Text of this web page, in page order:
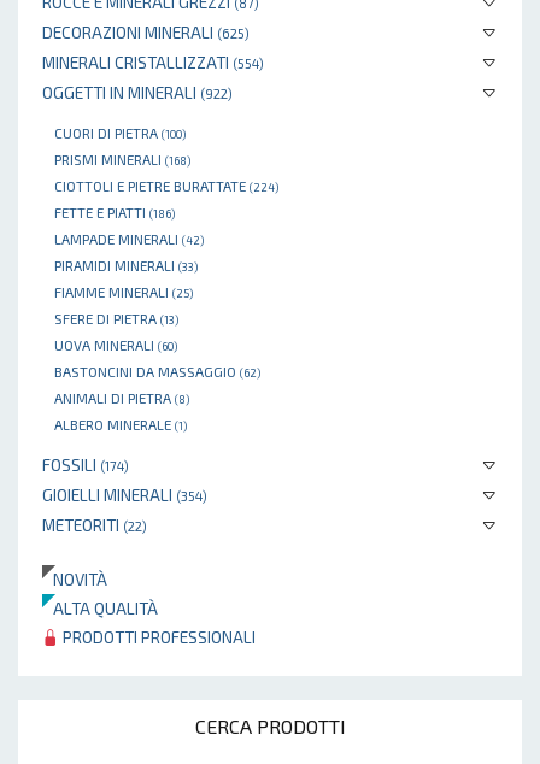
DECORAZIONI MINERALI (625)
MINERALI CRISTALLIZZATI (554)
OGGETTI IN MINERALI (922)
CUORI DI PIETRA (100)
PRISMI MINERALI (168)
CIOTTOLI E PIETRE BURATTATE (224)
FETTE E PIATTI (186)
LAMPADE MINERALI (42)
PIRAMIDI MINERALI (33)
FIAMME MINERALI (25)
SFERE DI PIETRA (13)
UOVA MINERALI (60)
BASTONCINI DA MASSAGGIO (62)
ANIMALI DI PIETRA (8)
ALBERO MINERALE (1)
FOSSILI (174)
GIOIELLI MINERALI (354)
METEORITI (22)
NOVITÀ
ALTA QUALITÀ
PRODOTTI PROFESSIONALI
CERCA PRODOTTI